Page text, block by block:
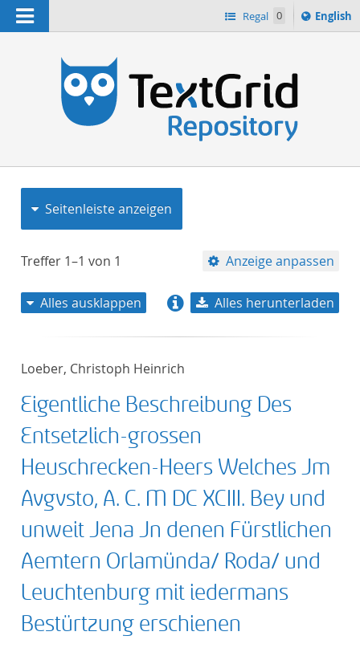
Navigation Regal 0
Switch
English
Seitenleiste anzeigen
Treffer 1–1 von 1 Anzeige anpassen
Titel absteigend
Format aufsteigend
Format absteigend
Publikationsdatum
Alles ausklappen Alles herunterladen
Loeber, Christoph Heinrich
Eigentliche Beschreibung Des
Entsetzlich-grossen
Heuschrecken-Heers Welches Jm
Avgvsto, A. C. M DC XCIII. Bey und
unweit Jena Jn denen Fürstlichen
Aemtern Orlamünda/ Roda/ und
Leuchtenburg mit iedermans
Bestürtzung erschienen